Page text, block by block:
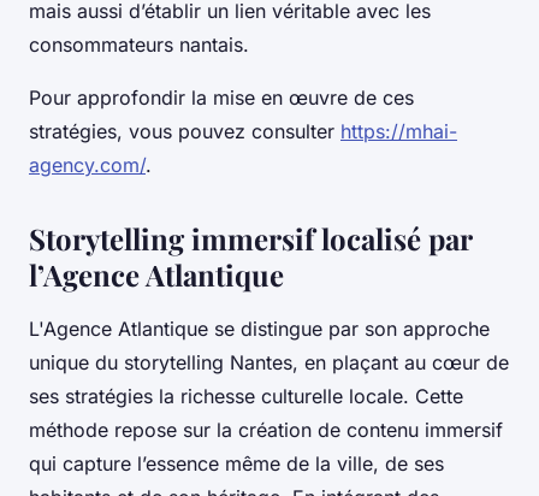
mais aussi d’établir un lien véritable avec les
consommateurs nantais.
Pour approfondir la mise en œuvre de ces
stratégies, vous pouvez consulter https://mhai-
agency.com/.
Storytelling immersif localisé par
l’Agence Atlantique
L'Agence Atlantique se distingue par son approche
unique du storytelling Nantes, en plaçant au cœur de
ses stratégies la richesse culturelle locale. Cette
méthode repose sur la création de contenu immersif
qui capture l’essence même de la ville, de ses